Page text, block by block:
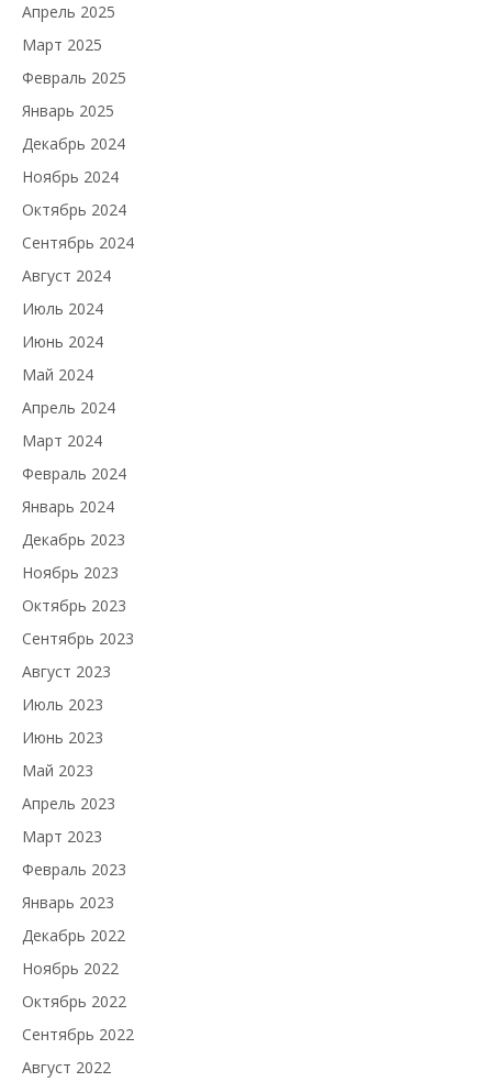
Апрель 2025
Март 2025
Февраль 2025
Январь 2025
Декабрь 2024
Ноябрь 2024
Октябрь 2024
Сентябрь 2024
Август 2024
Июль 2024
Июнь 2024
Май 2024
Апрель 2024
Март 2024
Февраль 2024
Январь 2024
Декабрь 2023
Ноябрь 2023
Октябрь 2023
Сентябрь 2023
Август 2023
Июль 2023
Июнь 2023
Май 2023
Апрель 2023
Март 2023
Февраль 2023
Январь 2023
Декабрь 2022
Ноябрь 2022
Октябрь 2022
Сентябрь 2022
Август 2022